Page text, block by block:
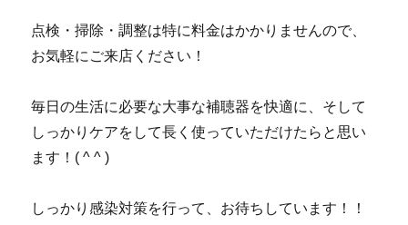
点検・掃除・調整は特に料金はかかりませんので、
お気軽にご来店ください！
毎日の生活に必要な大事な補聴器を快適に、そして
しっかりケアをして長く使っていただけたらと思い
ます！( ^ ^ )
しっかり感染対策を行って、お待ちしています！！